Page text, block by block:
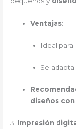
Ventajas:
Ideal para
Se adapta
diseños
3. Impresión